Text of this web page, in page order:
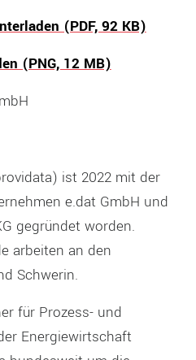
(PDF, 92 KB)
(PNG, 12 MB)
ist 2022 mit der
e.dat GmbH und
gegründet worden.
arbeiten an den
Schwerin.
für Prozess- und
Energiewirtschaft